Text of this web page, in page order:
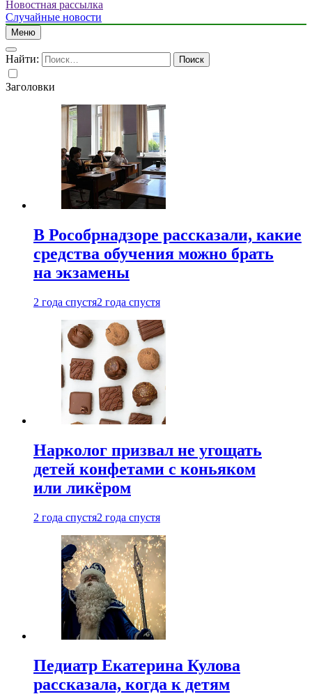
Новостная рассылка
Случайные новости
Меню
Найти:
Заголовки
В Рособрнадзоре рассказали, какие
средства обучения можно брать
на экзамены
2 года спустя2 года спустя
Нарколог призвал не угощать
детей конфетами с коньяком
или ликёром
2 года спустя2 года спустя
Педиатр Екатерина Кулова
рассказала, когда к детям